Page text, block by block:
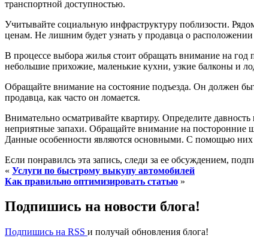
транспортной доступностью.
Учитывайте социальную инфраструктуру поблизости.
ценам. Не лишним будет узнать у продавца о
В процессе выбора жилья стоит обращать внимание на
небольшие прихожие, маленькие кухни, узкие балконы и
Обращайте внимание на состояние подъезда. Он должен
продавца, как часто он ломается.
Внимательно осматривайте квартиру. Определите
неприятные запахи. Обращайте внимание на посторонние
Данные особенности являются основными. С помощью
Если понравилсь эта запись, следи за ее обсуждением,
« Услуги по быстрому выкупу автомобилей
Как правильно оптимизировать статью »
Подпишись на новости блога!
Подпишись на RSS и получай обновления блога!